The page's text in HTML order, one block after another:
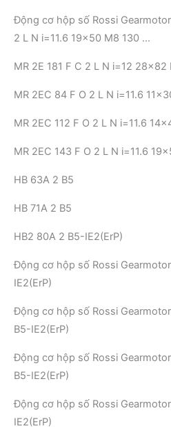
Động cơ hộp số Rossi
2 L N i=11.6 19×50 M8 130 …
MR 2E 181 F C 2 L N i=12 28×82
MR 2EC 84 F O 2 L N i=11.6
MR 2EC 112 F O 2 L N i=11.6
MR 2EC 143 F O 2 L N i=11.6
HB 63A 2 B5
HB 71A 2 B5
HB2 80A 2 B5-IE2(ErP)
Động cơ hộp số Rossi
IE2(ErP)
Động cơ hộp số Rossi
B5-IE2(ErP)
Động cơ hộp số Rossi
B5-IE2(ErP)
Động cơ hộp số Rossi
IE2(ErP)